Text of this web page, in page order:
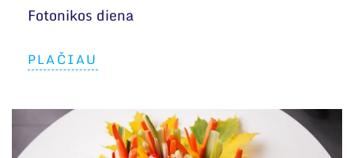
Fotonikos diena
PLAČIAU